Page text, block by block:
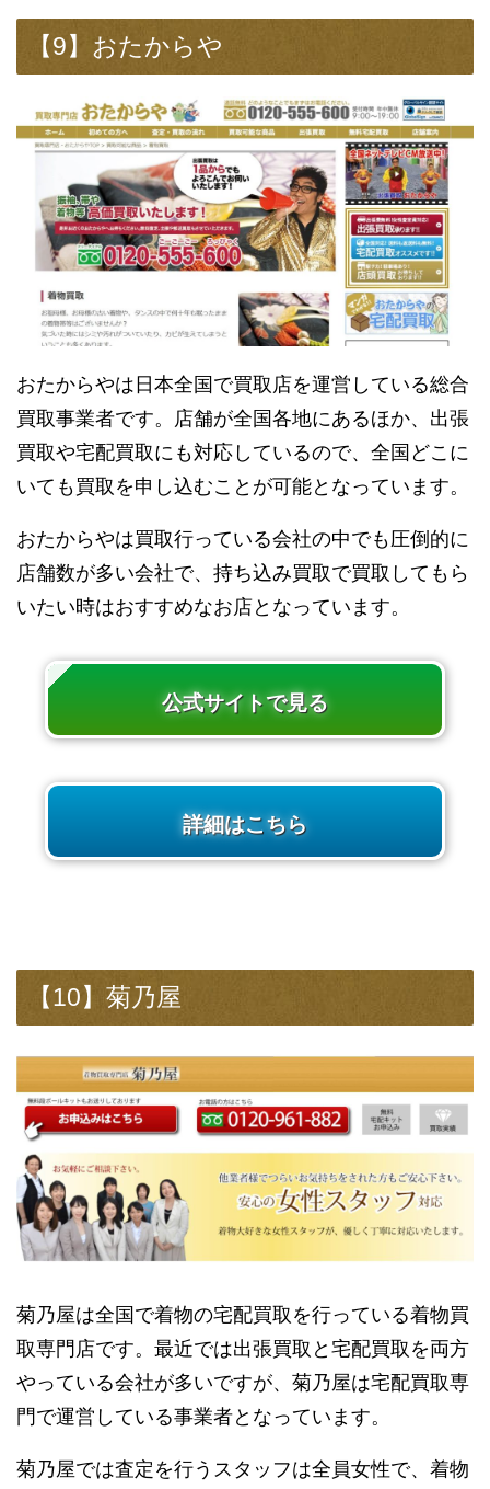
【9】おたからや
おたからやは日本全国で買取店を運営している総合
買取事業者です。店舗が全国各地にあるほか、出張
買取や宅配買取にも対応しているので、全国どこに
いても買取を申し込むことが可能となっています。
おたからやは買取行っている会社の中でも圧倒的に
店舗数が多い会社で、持ち込み買取で買取してもら
いたい時はおすすめなお店となっています。
公式サイトで見る
詳細はこちら
【10】菊乃屋
菊乃屋は全国で着物の宅配買取を行っている着物買
取専門店です。最近では出張買取と宅配買取を両方
やっている会社が多いですが、菊乃屋は宅配買取専
門で運営している事業者となっています。
菊乃屋では査定を行うスタッフは全員女性で、着物